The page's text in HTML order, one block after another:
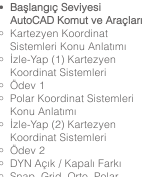
Başlangıç Seviyesi
AutoCAD Komut ve Araçları
Kartezyen Koordinat
Sistemleri Konu Anlatımı
İzle-Yap (1) Kartezyen
Koordinat Sistemleri
Ödev 1
Polar Koordinat Sistemleri
Konu Anlatımı
İzle-Yap (2) Kartezyen
Koordinat Sistemleri
Ödev 2
DYN Açık / Kapalı Farkı